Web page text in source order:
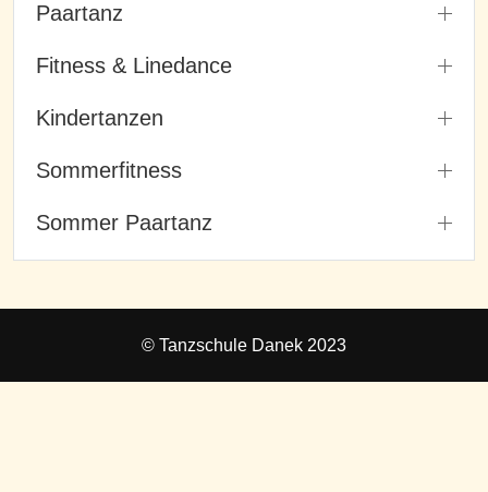
Paartanz
Fitness & Linedance
Kindertanzen
Sommerfitness
Sommer Paartanz
© Tanzschule Danek 2023